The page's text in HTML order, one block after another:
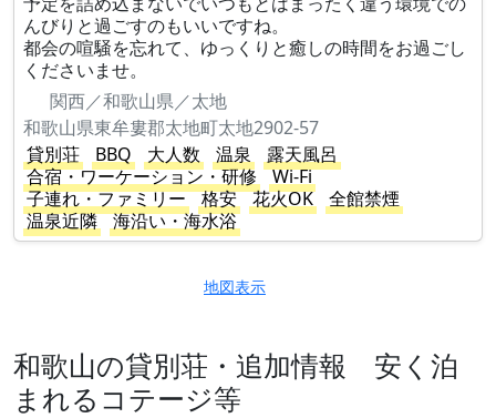
んびりと過ごすのもいいですね。
都会の喧騒を忘れて、ゆっくりと癒しの時間をお過ごし
くださいませ。
関西／和歌山県／太地
和歌山県東牟婁郡太地町太地2902-57
貸別荘
BBQ 大人数 温泉
露天風呂
合宿・ワーケーション・研修
Wi-Fi
子連れ・ファミリー
格安 花火OK
全館禁煙
温泉近隣
海沿い・海水浴
地図表示
和歌山の貸別荘・追加情報 安く泊
まれるコテージ等